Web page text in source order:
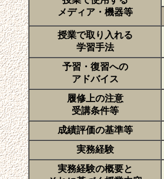
メディア・機器等
授業で取り入れる
学習手法
予習・復習への
アドバイス
履修上の注意
受講条件等
成績評価の基準等
実務経験
実務経験の概要と